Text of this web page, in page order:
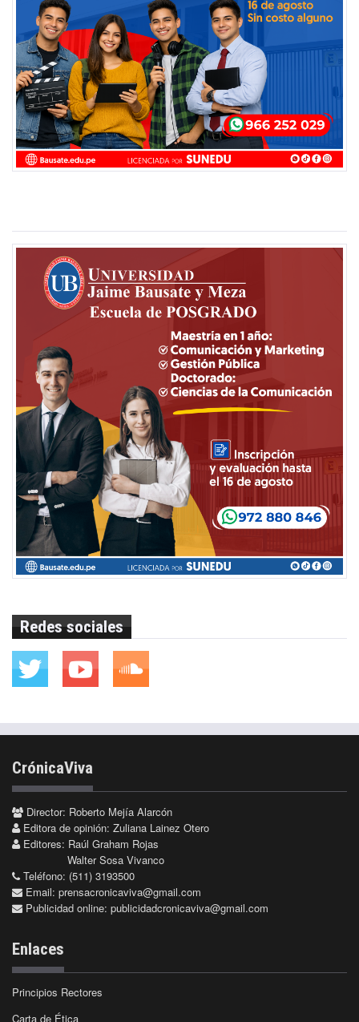
Redes sociales
CrónicaViva
Director: Roberto Mejía Alarcón
Editora de opinión: Zuliana Lainez Otero
Editores: Raúl Graham Rojas
Walter Sosa Vivanco
Teléfono: (511) 3193500
Email: prensacronicaviva@gmail.com
Publicidad online: publicidadcronicaviva@gmail.com
Enlaces
Principios Rectores
Carta de Ética